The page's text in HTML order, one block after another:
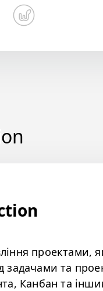
проектами,
задачами та
Канбан та